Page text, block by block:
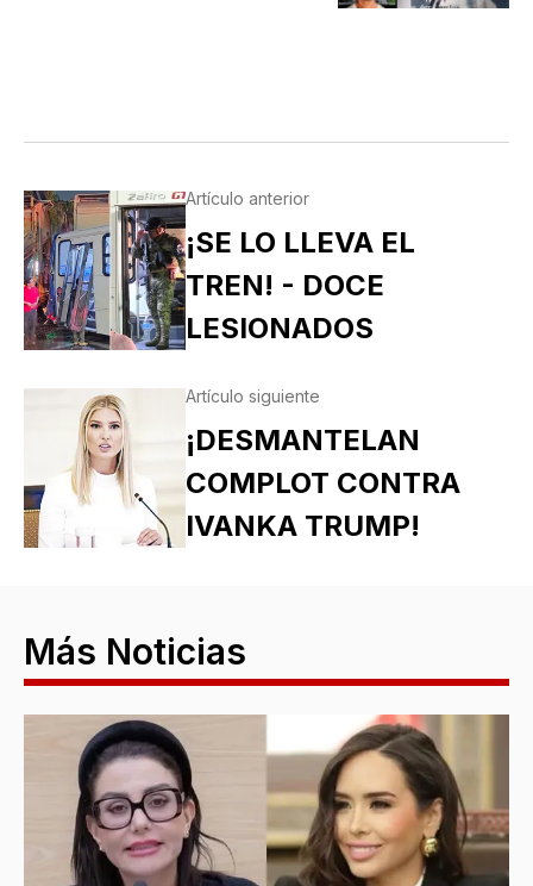
Artículo anterior
¡SE LO LLEVA EL
TREN! - DOCE
LESIONADOS
Artículo siguiente
¡DESMANTELAN
COMPLOT CONTRA
IVANKA TRUMP!
Más Noticias